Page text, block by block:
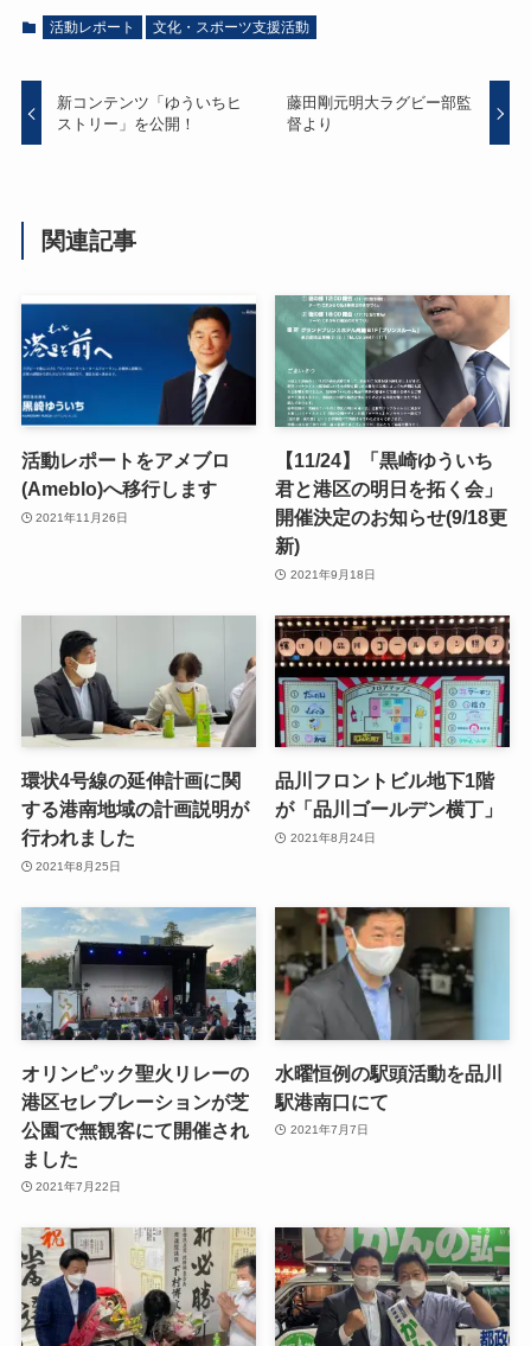
活動レポート 文化・スポーツ支援活動
新コンテンツ「ゆういちヒ
ストリー」を公開！
藤田剛元明大ラグビー部監
督より
関連記事
活動レポートをアメブロ
(Ameblo)へ移行します
2021年11月26日
【11/24】「黒崎ゆういち
君と港区の明日を拓く会」
開催決定のお知らせ(9/18更
新)
2021年9月18日
環状4号線の延伸計画に関
する港南地域の計画説明が
行われました
2021年8月25日
品川フロントビル地下1階
が「品川ゴールデン横丁」
2021年8月24日
オリンピック聖火リレーの
港区セレブレーションが芝
公園で無観客にて開催され
ました
2021年7月22日
水曜恒例の駅頭活動を品川
駅港南口にて
2021年7月7日